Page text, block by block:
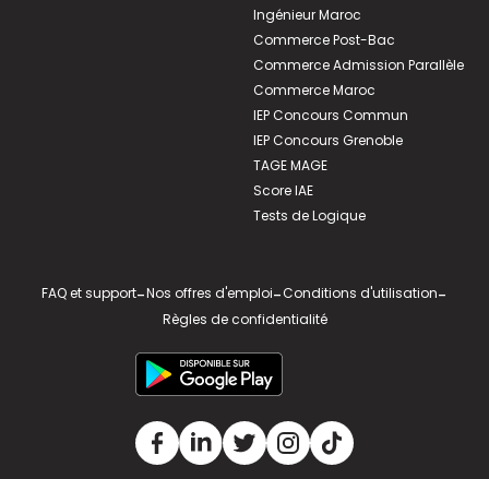
Ingénieur Maroc
Commerce Post-Bac
Commerce Admission Parallèle
Commerce Maroc
IEP Concours Commun
IEP Concours Grenoble
TAGE MAGE
Score IAE
Tests de Logique
FAQ et support-Nos offres d'emploi-Conditions d'utilisation-
Règles de confidentialité